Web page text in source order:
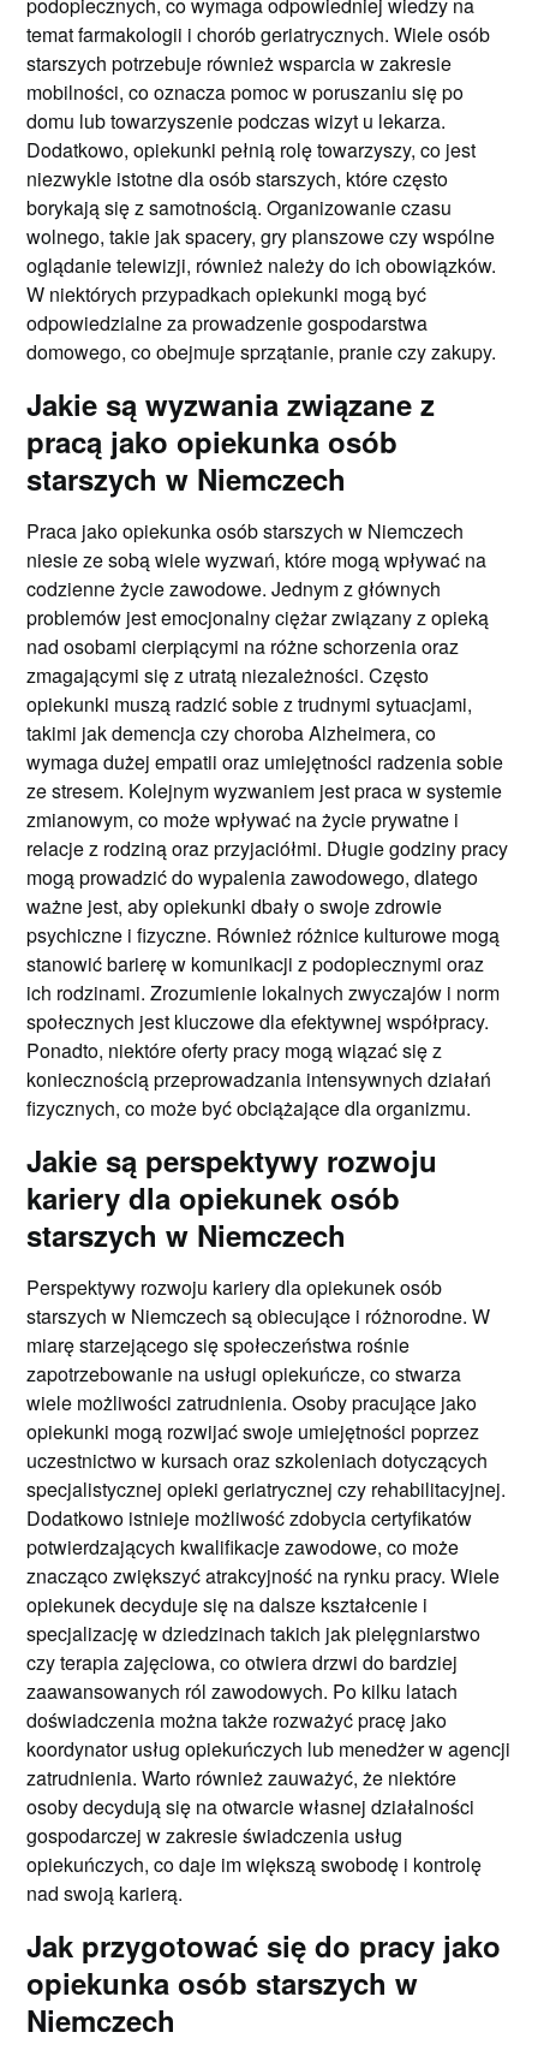
temat farmakologii i chorób geriatrycznych. Wiele osób
starszych potrzebuje również wsparcia w zakresie
mobilności, co oznacza pomoc w poruszaniu się po
domu lub towarzyszenie podczas wizyt u lekarza.
Dodatkowo, opiekunki pełnią rolę towarzyszy, co jest
niezwykle istotne dla osób starszych, które często
borykają się z samotnością. Organizowanie czasu
wolnego, takie jak spacery, gry planszowe czy wspólne
oglądanie telewizji, również należy do ich obowiązków.
W niektórych przypadkach opiekunki mogą być
odpowiedzialne za prowadzenie gospodarstwa
domowego, co obejmuje sprzątanie, pranie czy zakupy.
Jakie są wyzwania związane z
pracą jako opiekunka osób
starszych w Niemczech
Praca jako opiekunka osób starszych w Niemczech
niesie ze sobą wiele wyzwań, które mogą wpływać na
codzienne życie zawodowe. Jednym z głównych
problemów jest emocjonalny ciężar związany z opieką
nad osobami cierpiącymi na różne schorzenia oraz
zmagającymi się z utratą niezależności. Często
opiekunki muszą radzić sobie z trudnymi sytuacjami,
takimi jak demencja czy choroba Alzheimera, co
wymaga dużej empatii oraz umiejętności radzenia sobie
ze stresem. Kolejnym wyzwaniem jest praca w systemie
zmianowym, co może wpływać na życie prywatne i
relacje z rodziną oraz przyjaciółmi. Długie godziny pracy
mogą prowadzić do wypalenia zawodowego, dlatego
ważne jest, aby opiekunki dbały o swoje zdrowie
psychiczne i fizyczne. Również różnice kulturowe mogą
stanowić barierę w komunikacji z podopiecznymi oraz
ich rodzinami. Zrozumienie lokalnych zwyczajów i norm
społecznych jest kluczowe dla efektywnej współpracy.
Ponadto, niektóre oferty pracy mogą wiązać się z
koniecznością przeprowadzania intensywnych działań
fizycznych, co może być obciążające dla organizmu.
Jakie są perspektywy rozwoju
kariery dla opiekunek osób
starszych w Niemczech
Perspektywy rozwoju kariery dla opiekunek osób
starszych w Niemczech są obiecujące i różnorodne. W
miarę starzejącego się społeczeństwa rośnie
zapotrzebowanie na usługi opiekuńcze, co stwarza
wiele możliwości zatrudnienia. Osoby pracujące jako
opiekunki mogą rozwijać swoje umiejętności poprzez
uczestnictwo w kursach oraz szkoleniach dotyczących
specjalistycznej opieki geriatrycznej czy rehabilitacyjnej.
Dodatkowo istnieje możliwość zdobycia certyfikatów
potwierdzających kwalifikacje zawodowe, co może
znacząco zwiększyć atrakcyjność na rynku pracy. Wiele
opiekunek decyduje się na dalsze kształcenie i
specjalizację w dziedzinach takich jak pielęgniarstwo
czy terapia zajęciowa, co otwiera drzwi do bardziej
zaawansowanych ról zawodowych. Po kilku latach
doświadczenia można także rozważyć pracę jako
koordynator usług opiekuńczych lub menedżer w agencji
zatrudnienia. Warto również zauważyć, że niektóre
osoby decydują się na otwarcie własnej działalności
gospodarczej w zakresie świadczenia usług
opiekuńczych, co daje im większą swobodę i kontrolę
nad swoją karierą.
Jak przygotować się do pracy jako
opiekunka osób starszych w
Niemczech